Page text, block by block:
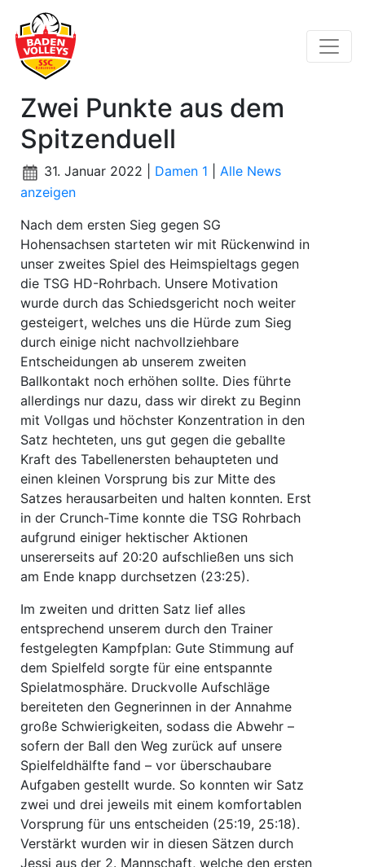
Zwei Punkte aus dem
Spitzenduell
31. Januar 2022 | Damen 1
Alle News
anzeigen
Nach dem ersten Sieg gegen SG
Hohensachsen starteten wir mit Rückenwind in
unser zweites Spiel des Heimspieltags gegen
die TSG HD-Rohrbach. Unsere Motivation
wurde durch das Schiedsgericht noch weiter
gesteigert, welches uns die Hürde zum Sieg
durch einige nicht nachvollziehbare
Entscheidungen ab unserem zweiten
Ballkontakt noch erhöhen sollte. Dies führte
allerdings nur dazu, dass wir direkt zu Beginn
mit Vollgas und höchster Konzentration in den
Satz hechteten, uns gut gegen die geballte
Kraft des Tabellenersten behaupteten und
einen kleinen Vorsprung bis zur Mitte des
Satzes herausarbeiten und halten konnten. Erst
in der Crunch-Time konnte die TSG Rohrbach
aufgrund einiger hektischer Aktionen
unsererseits auf 20:20 aufschließen uns sich
am Ende knapp durchsetzen (23:25).
Im zweiten und dritten Satz lief alles
entsprechend unserem durch den Trainer
festgelegten Kampfplan: Gute Stimmung auf
dem Spielfeld sorgte für eine entspannte
Spielatmosphäre. Druckvolle Aufschläge
bereiteten den Gegnerinnen in der Annahme
große Schwierigkeiten, sodass die Abwehr –
sofern der Ball den Weg zurück auf unsere
Spielfeldhälfte fand – vor überschaubare
Aufgaben gestellt wurde. So konnten wir Satz
zwei und drei jeweils mit einem komfortablen
Vorsprung für uns entscheiden (25:19, 25:18).
Verstärkt wurden wir in diesen Sätzen durch
Jessi aus der 2. Mannschaft, welche den ersten